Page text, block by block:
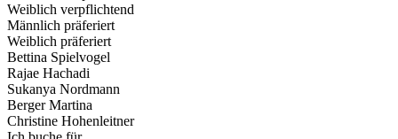
Weiblich verpflichtend
Männlich präferiert
Weiblich präferiert
Bettina Spielvogel
Rajae Hachadi
Sukanya Nordmann
Berger Martina
Christine Hohenleitner